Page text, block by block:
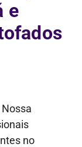
e
Nossa
no